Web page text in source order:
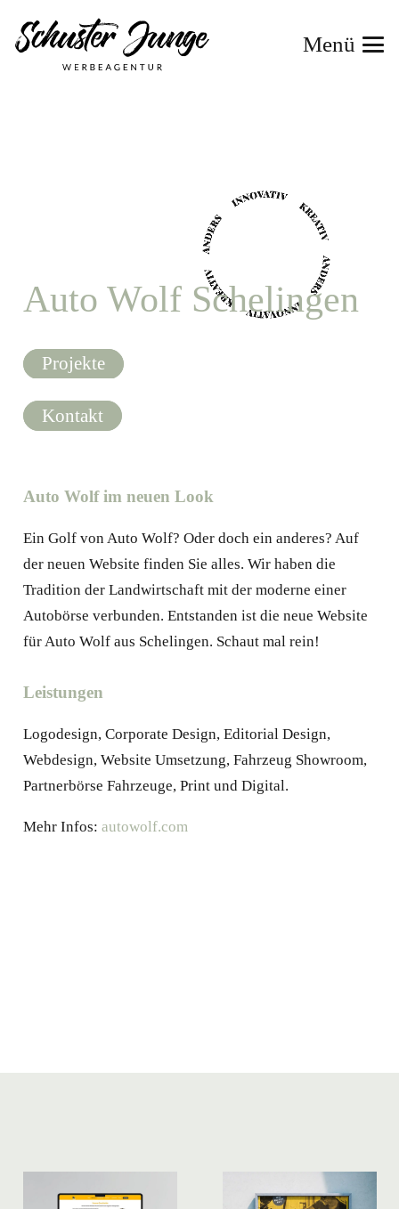
Menü
Auto Wolf Schelingen
Projekte
Kontakt
Auto Wolf im neuen Look
Ein Golf von Auto Wolf? Oder doch ein anderes? Auf
der neuen Website finden Sie alles. Wir haben die
Tradition der Landwirtschaft mit der moderne einer
Autobörse verbunden. Entstanden ist die neue Website
für Auto Wolf aus Schelingen. Schaut mal rein!
Leistungen
Logodesign, Corporate Design, Editorial Design,
Webdesign, Website Umsetzung, Fahrzeug Showroom,
Partnerbörse Fahrzeuge, Print und Digital.
Mehr Infos: autowolf.com